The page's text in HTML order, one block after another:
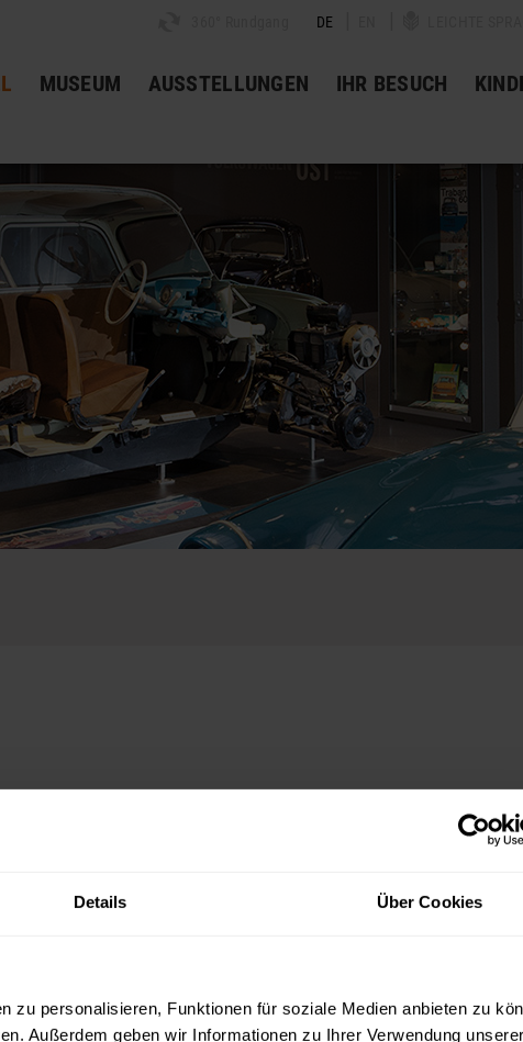
Details Über Cookies
zu personalisieren, Funktionen für soziale Medien anbieten zu
Außerdem geben wir Informationen zu Ihrer Verwendung unserer
DE
MUSEUM AUSSTELLUNGEN IHR BESUCH